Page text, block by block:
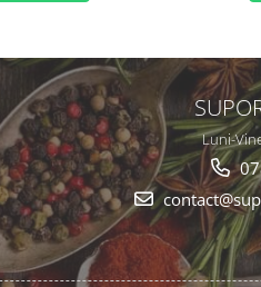
Luni-